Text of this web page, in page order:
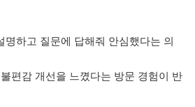
명하고 질문에 답해줘 안심했다는 의
편감 개선을 느꼈다는 방문 경험이 반